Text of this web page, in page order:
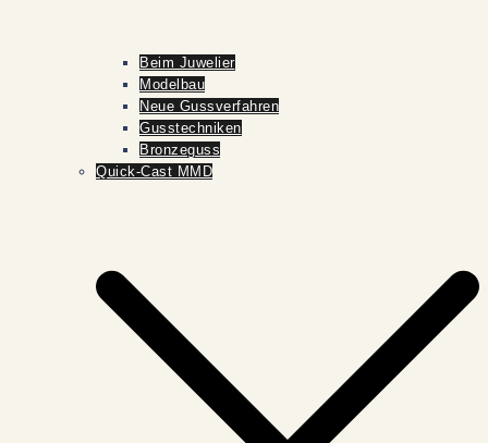
Beim Juwelier
Modelbau
Neue Gussverfahren
Gusstechniken
Bronzeguss
Quick-Cast MMD